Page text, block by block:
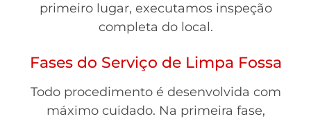
primeiro lugar, executamos inspeção
completa do local.
Fases do Serviço de Limpa Fossa
Todo procedimento é desenvolvida com
máximo cuidado. Na primeira fase,